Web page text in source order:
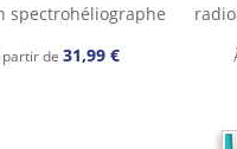
spectrohéliographe
partir de 31,99 €